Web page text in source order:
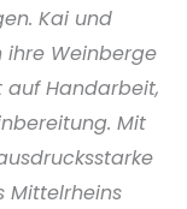
Kai und
ihre Weinberge
auf Handarbeit,
Mit
Mittelrheins